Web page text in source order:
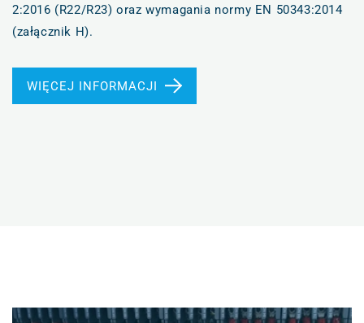
2:2016 (R22/R23) oraz wymagania normy EN 50343:2014
(załącznik H).
WIĘCEJ INFORMACJI